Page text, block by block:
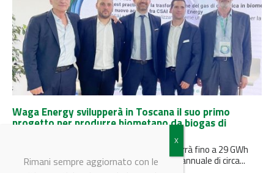
Waga Energy svilupperà in Toscana il suo primo
progetto per produrre biometano da biogas di
L’unità entrerà in funzione nel 2026 e produrrà fino a 29 GWh
all’anno, equivalenti al consumo energetico annuale di circa...
Rimani sempre aggiornato con le